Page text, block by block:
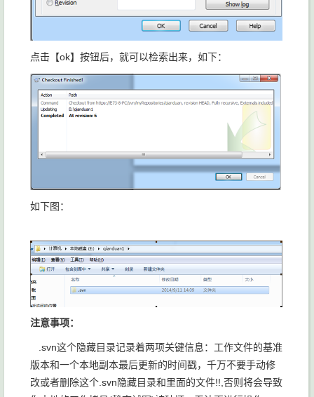
点击【ok】按钮后，就可以检索出来，如下：
如下图：
注意事项：
.svn这个隐藏目录记录着两项关键信息：工作文件的基准
版本和一个本地副本最后更新的时间戳，千万不要手动修
改或者删除这个.svn隐藏目录和里面的文件!!,否则将会导致